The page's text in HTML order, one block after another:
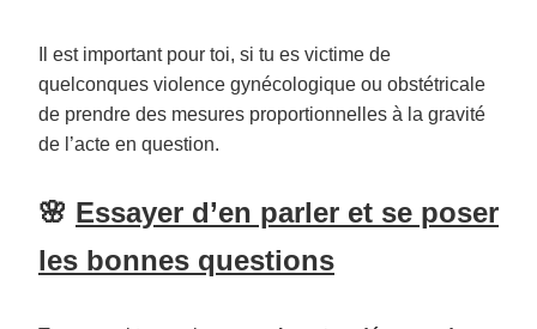
Il est important pour toi, si tu es victime de
quelconques violence gynécologique ou obstétricale
de prendre des mesures proportionnelles à la gravité
de l’acte en question.
🌸 Essayer d’en parler et se poser
les bonnes questions